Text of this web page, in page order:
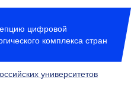
цифровой
комплекса стран
университетов